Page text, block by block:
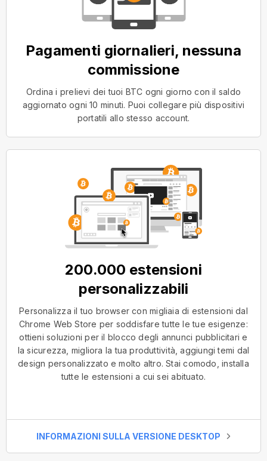
Pagamenti giornalieri, nessuna
commissione
Ordina i prelievi dei tuoi BTC ogni giorno con il saldo
aggiornato ogni 10 minuti. Puoi collegare più dispositivi
portatili allo stesso account.
200.000 estensioni
personalizzabili
Personalizza il tuo browser con migliaia di estensioni dal
Chrome Web Store per soddisfare tutte le tue esigenze:
ottieni soluzioni per il blocco degli annunci pubblicitari e
la sicurezza, migliora la tua produttività, aggiungi temi dal
design personalizzato e molto altro. Stai comodo, installa
tutte le estensioni a cui sei abituato.
INFORMAZIONI SULLA VERSIONE DESKTOP